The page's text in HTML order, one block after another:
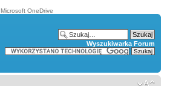
Microsoft OneDrive
Wyszukiwarka Forum